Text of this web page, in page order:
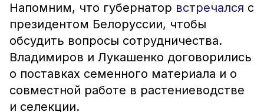
Напомним, что губернатор встречался с
президентом Белоруссии, чтобы
обсудить вопросы сотрудничества.
Владимиров и Лукашенко договорились
о поставках семенного материала и о
совместной работе в растениеводстве
и селекции.